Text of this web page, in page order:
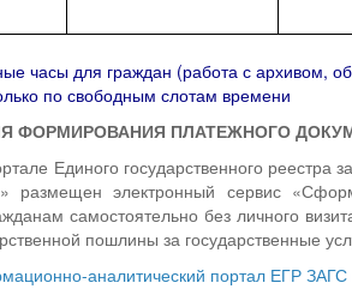
часы для граждан (работа с архивом,
по свободным слотам времени
ФОРМИРОВАНИЯ ПЛАТЕЖНОГО
Единого государственного реестра
размещен электронный сервис
самостоятельно без личного
пошлины за государственные
аналитический портал ЕГР ЗАГС